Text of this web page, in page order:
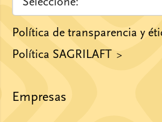
Política de transparencia y
Política SAGRILAFT
Empresas